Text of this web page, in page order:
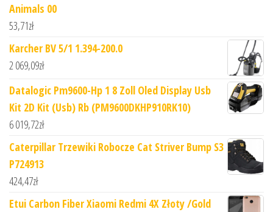
Animals 00
53,71zł
Karcher BV 5/1 1.394-200.0
2 069,09zł
Datalogic Pm9600-Hp 1 8 Zoll Oled Display Usb
Kit 2D Kit (Usb) Rb (PM9600DKHP910RK10)
6 019,72zł
Caterpillar Trzewiki Robocze Cat Striver Bump S3
P724913
424,47zł
Etui Carbon Fiber Xiaomi Redmi 4X Złoty /Gold